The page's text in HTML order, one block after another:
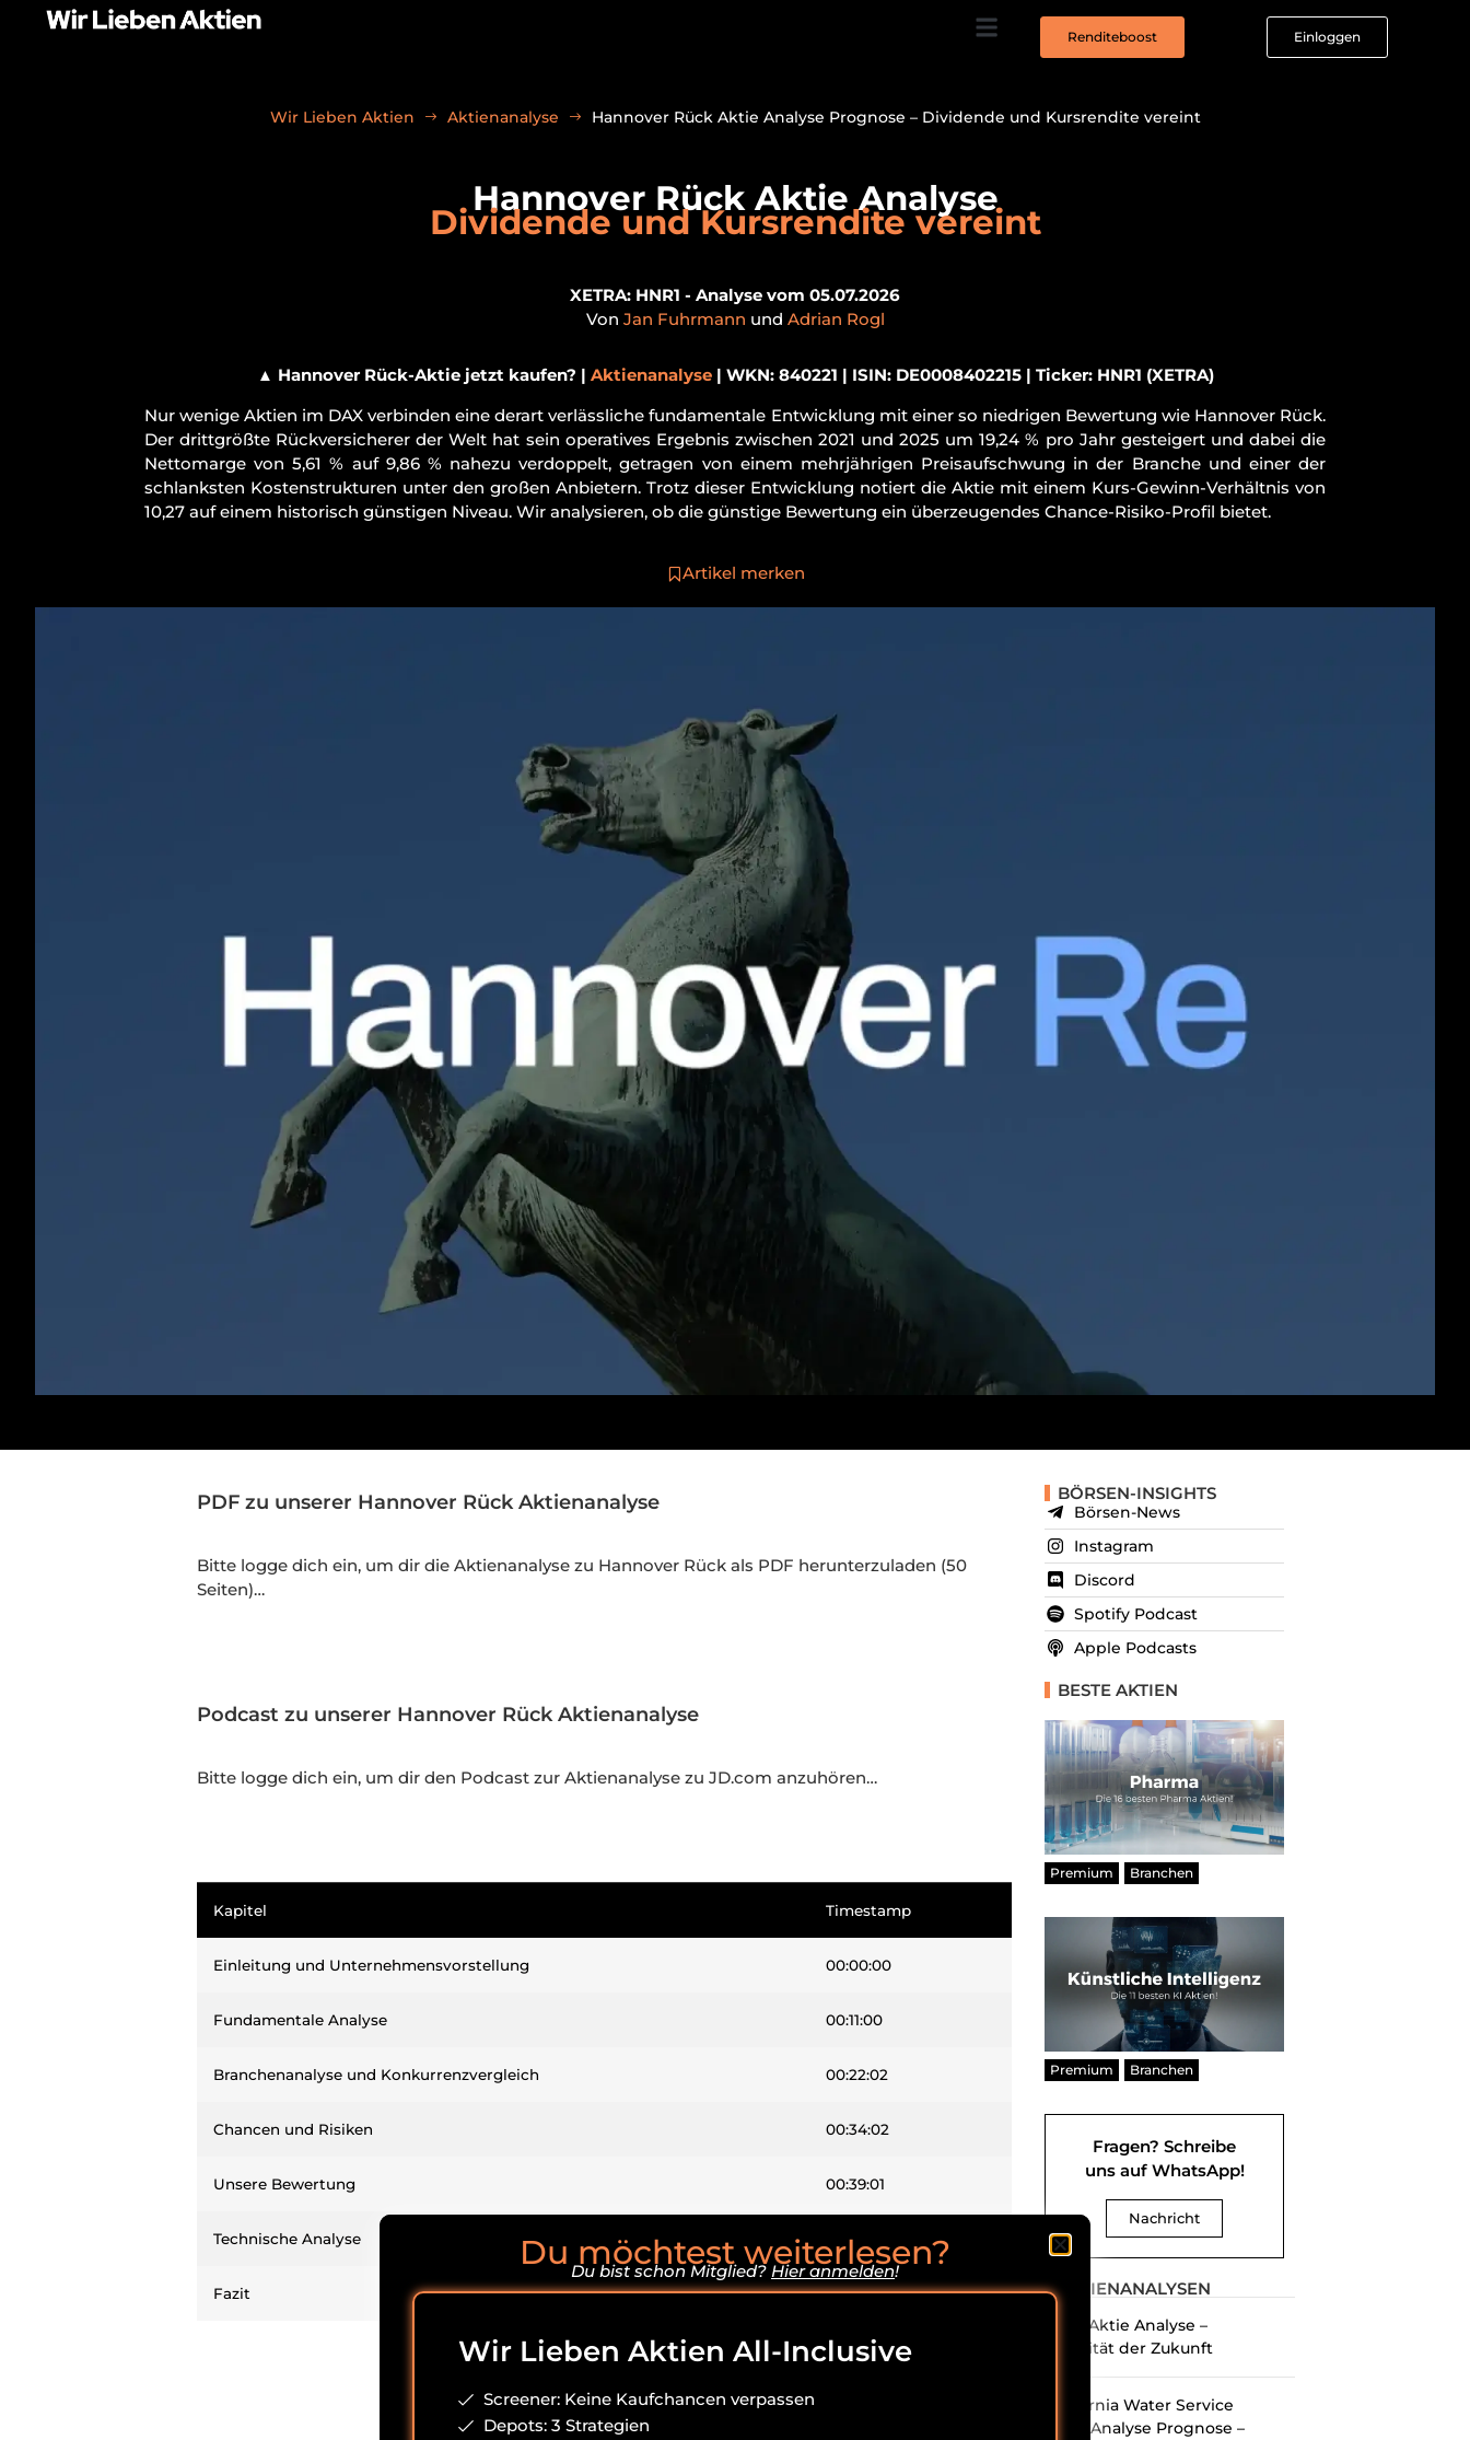
Renditeboost Einloggen
Wir Lieben Aktien Aktienanalyse Hannover Rück Aktie Analyse Prognose – Dividende und Kursrendite vereint
Hannover Rück Aktie Analyse
Dividende und Kursrendite vereint
XETRA: HNR1 - Analyse vom 05.07.2026
Von Jan Fuhrmann und Adrian Rogl
▲ Hannover Rück-Aktie jetzt kaufen? | Aktienanalyse| WKN: 840221 | ISIN: DE0008402215 | Ticker: HNR1 (XETRA)
Nur wenige Aktien im DAX verbinden eine derart verlässliche fundamentale Entwicklung mit einer so niedrigen Bewertung wie Hannover Rück.
Der drittgrößte Rückversicherer der Welt hat sein operatives Ergebnis zwischen 2021 und 2025 um 19,24 % pro Jahr gesteigert und dabei die
Nettomarge von 5,61 % auf 9,86 % nahezu verdoppelt, getragen von einem mehrjährigen Preisaufschwung in der Branche und einer der
schlanksten Kostenstrukturen unter den großen Anbietern. Trotz dieser Entwicklung notiert die Aktie mit einem Kurs-Gewinn-Verhältnis von
10,27 auf einem historisch günstigen Niveau. Wir analysieren, ob die günstige Bewertung ein überzeugendes Chance-Risiko-Profil bietet.
Artikel merken
PDF zu unserer Hannover Rück Aktienanalyse
Bitte logge dich ein, um dir die Aktienanalyse zu Hannover Rück als PDF herunterzuladen (50
Seiten)…
Podcast zu unserer Hannover Rück Aktienanalyse
Bitte logge dich ein, um dir den Podcast zur Aktienanalyse zu JD.com anzuhören…
Kapitel Timestamp
Einleitung und Unternehmensvorstellung 00:00:00
Fundamentale Analyse 00:11:00
Branchenanalyse und Konkurrenzvergleich 00:22:02
Chancen und Risiken 00:34:02
Unsere Bewertung 00:39:01
Technische Analyse 00:45:22
Fazit 00:48:47
BÖRSEN-INSIGHTS
Börsen-News
Instagram
Discord
Spotify Podcast
Apple Podcasts
BESTE AKTIEN
Premium Branchen
Premium Branchen
Fragen? Schreibe
uns auf WhatsApp!
Nachricht
AKTIENANALYSEN
Uber Aktie Analyse –
Mobilität der Zukunft
California Water Service
Aktie Analyse Prognose –
Du möchtest weiterlesen?
Du bist schon Mitglied? Hier anmelden!
Wir Lieben Aktien All-Inclusive
Screener: Keine Kaufchancen verpassen
Depots: 3 Strategien